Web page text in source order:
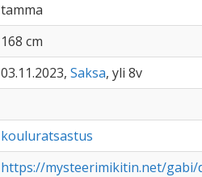
tamma
168 cm
03.11.2023, Saksa, yli 8v
kouluratsastus
https://mysteerimikitin.net/gabi/